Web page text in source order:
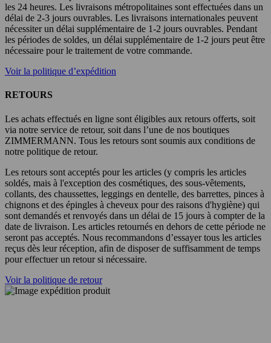
les 24 heures. Les livraisons métropolitaines sont effectuées dans un
délai de 2-3 jours ouvrables. Les livraisons internationales peuvent
nécessiter un délai supplémentaire de 1-2 jours ouvrables. Pendant
les périodes de soldes, un délai supplémentaire de 1-2 jours peut être
nécessaire pour le traitement de votre commande.
Voir la politique d’expédition
RETOURS
Les achats effectués en ligne sont éligibles aux retours offerts, soit
via notre service de retour, soit dans l’une de nos boutiques
ZIMMERMANN. Tous les retours sont soumis aux conditions de
notre politique de retour.
Les retours sont acceptés pour les articles (y compris les articles
soldés, mais à l'exception des cosmétiques, des sous-vêtements,
collants, des chaussettes, leggings en dentelle, des barrettes, pinces à
chignons et des épingles à cheveux pour des raisons d'hygiène) qui
sont demandés et renvoyés dans un délai de 15 jours à compter de la
date de livraison. Les articles retournés en dehors de cette période ne
seront pas acceptés. Nous recommandons d’essayer tous les articles
reçus dès leur réception, afin de disposer de suffisamment de temps
pour effectuer un retour si nécessaire.
Voir la politique de retour